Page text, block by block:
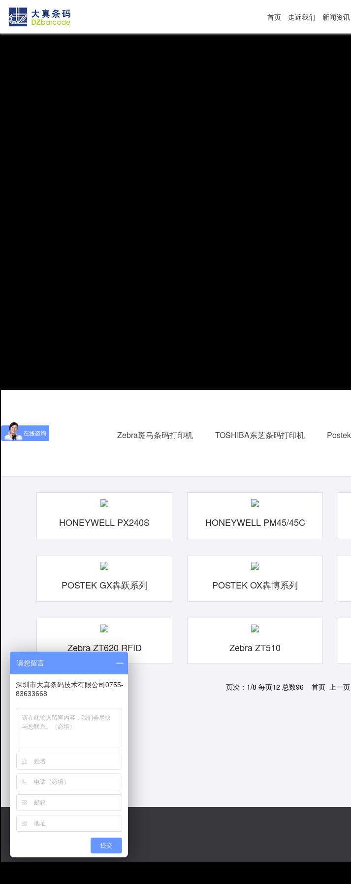
首页 走近我们 新闻资讯
Zebra斑马条码打印机 TOSHIBA东芝条码打印机
HONEYWELL PX240S HONEYWELL PM45/45C
POSTEK GX犇跃系列 POSTEK OX犇博系列
Zebra ZT620 RFID Zebra ZT510
页次：1/8 每页12 总数96 首页 上一页
请您留言
深圳市大真条码技术有限公司0755-
83633668
提交